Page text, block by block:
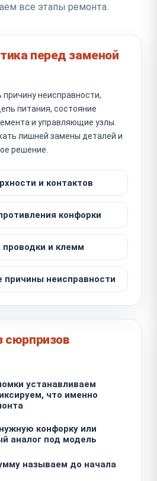
все этапы ремонта.
перед заменой
неисправности,
питания, состояние
и управляющие узлы.
лишней замены деталей и
решение.
и контактов
конфорки
проводки и клемм
причины неисправности
сюрпризов
устанавливаем
что именно
конфорку или
аналог под модель
называем до начала